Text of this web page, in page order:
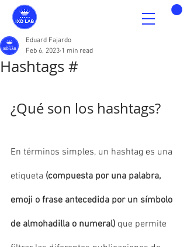
Hashtags #
Eduard Fajardo
Feb 6, 2023 1 min read
¿Qué son los hashtags?
En términos simples, un hashtag es una
etiqueta (compuesta por una palabra,
emoji o frase antecedida por un símbolo
de almohadilla o numeral) que permite